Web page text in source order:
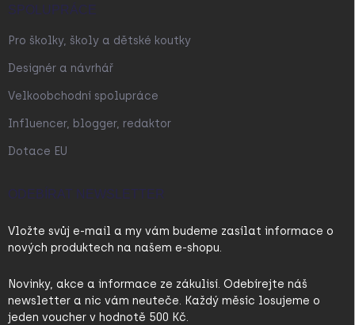
SPOLUPRÁCE
Pro školky, školy a dětské koutky
Designér a návrhář
Velkoobchodní spolupráce
Influencer, blogger, redaktor
Dotace EU
ODEBÍRAT NEWSLETTER
Vložte svůj e-mail a my vám budeme zasílat informace o
nových produktech na našem e-shopu.
Novinky, akce a informace ze zákulisí. Odebírejte náš
newsletter a nic vám neuteče. Každý měsíc losujeme o
jeden voucher v hodnotě 500 Kč.